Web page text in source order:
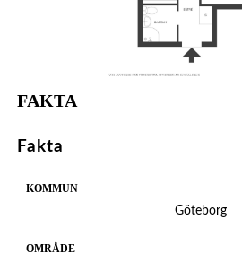
FAKTA
Fakta
KOMMUN
Göteborg
OMRÅDE